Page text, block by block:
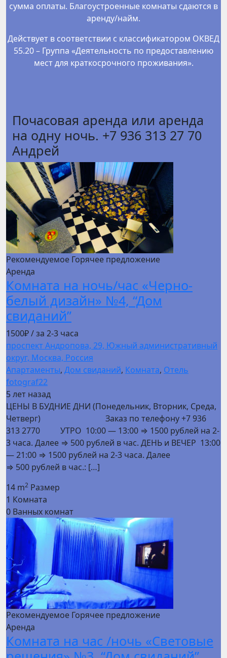
сумма оплаты. Благоустроенные комнаты сдаются в
аренду/найм.
Действует в соответствии с классификатором ОКВЕД
55.20 – Группа «Деятельность по предоставлению
мест для краткосрочного проживания».
Почасовая аренда или аренда
на одну ночь. +7 936 313 27 70
Андрей
Рекомендуемое Горячее предложение
Аренда
Комната на ночь/час «Черно-
белый дизайн» №4, “Дом
свиданий”
1500₽/ за 2-3 часа
проспект Андропова, 29, Южный административный
округ, Москва, Россия
Апартаменты, Дом свиданий, Комната, Отель
fotograf22
5 лет назад
ЦЕНЫ В БУДНИЕ ДНИ (Понедельник, Вторник, Среда,
Четверг) Заказ по телефону +7 936
313 2770 УТРО 10:00 — 13:00 ⇒ 1500 рублей на 2-
3 часа. Далее ⇒ 500 рублей в час. ДЕНЬ и ВЕЧЕР 13:00
— 21:00 ⇒ 1500 рублей на 2-3 часа. Далее
⇒ 500 рублей в час.: […]
14 m2 Размер
1 Комната
0 Ванных комнат
Рекомендуемое Горячее предложение
Аренда
Комната на час /ночь «Световые